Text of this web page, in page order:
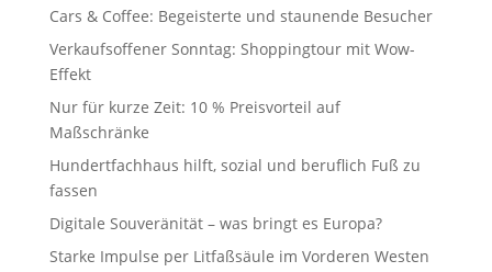
Cars & Coffee: Begeisterte und staunende Besucher
Verkaufsoffener Sonntag: Shoppingtour mit Wow-
Effekt
Nur für kurze Zeit: 10 % Preisvorteil auf
Maßschränke
Hundertfachhaus hilft, sozial und beruflich Fuß zu
fassen
Digitale Souveränität – was bringt es Europa?
Starke Impulse per Litfaßsäule im Vorderen Westen